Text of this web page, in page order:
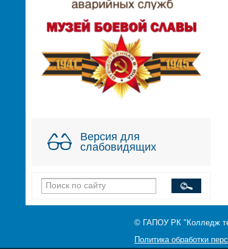
Версия для
слабовидящих
© ГАПОУ РК "Колледж
Политика обработки